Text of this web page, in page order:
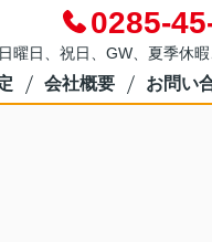
0285-
日、祝日、GW、夏季休
会社概要 お問い